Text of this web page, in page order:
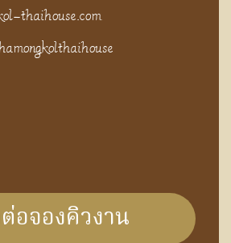
thaihouse.com
อจองคิวงาน